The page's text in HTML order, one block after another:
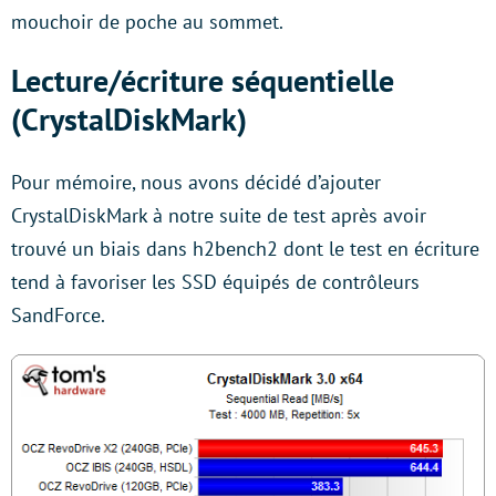
mouchoir de poche au sommet.
Lecture/écriture séquentielle
(CrystalDiskMark)
Pour mémoire, nous avons décidé d’ajouter
CrystalDiskMark à notre suite de test après avoir
trouvé un biais dans h2bench2 dont le test en écriture
tend à favoriser les SSD équipés de contrôleurs
SandForce.